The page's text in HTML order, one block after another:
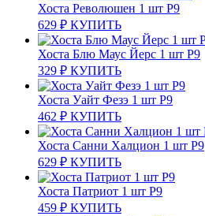
Хоста Революшен 1 шт Р9
629 ₽ КУПИТЬ
Хоста Блю Маус Йерс 1 шт Р9
329 ₽ КУПИТЬ
Хоста Уайт Фезэ 1 шт Р9
462 ₽ КУПИТЬ
Хоста Санни Халцион 1 шт Р9
629 ₽ КУПИТЬ
Хоста Патриот 1 шт Р9
459 ₽ КУПИТЬ